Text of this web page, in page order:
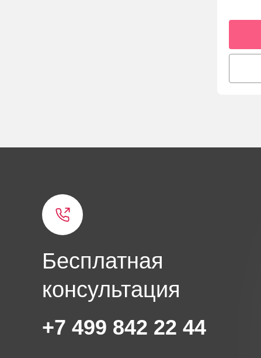
Бесплатная
консультация
+7 499 842 22 44